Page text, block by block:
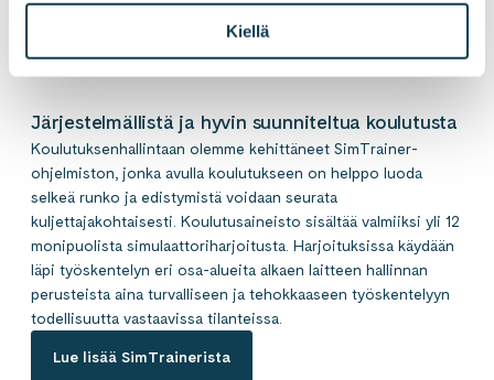
Kiellä
koulutusväline
Järjestelmällistä ja hyvin suunniteltua koulutusta
Koulutuksenhallintaan olemme kehittäneet SimTrainer-
ohjelmiston, jonka avulla koulutukseen on helppo luoda
selkeä runko ja edistymistä voidaan seurata
kuljettajakohtaisesti. Koulutusaineisto sisältää valmiiksi yli 12
monipuolista simulaattoriharjoitusta. Harjoituksissa käydään
läpi työskentelyn eri osa-alueita alkaen laitteen hallinnan
perusteista aina turvalliseen ja tehokkaaseen työskentelyyn
todellisuutta vastaavissa tilanteissa.
Lue lisää SimTrainerista